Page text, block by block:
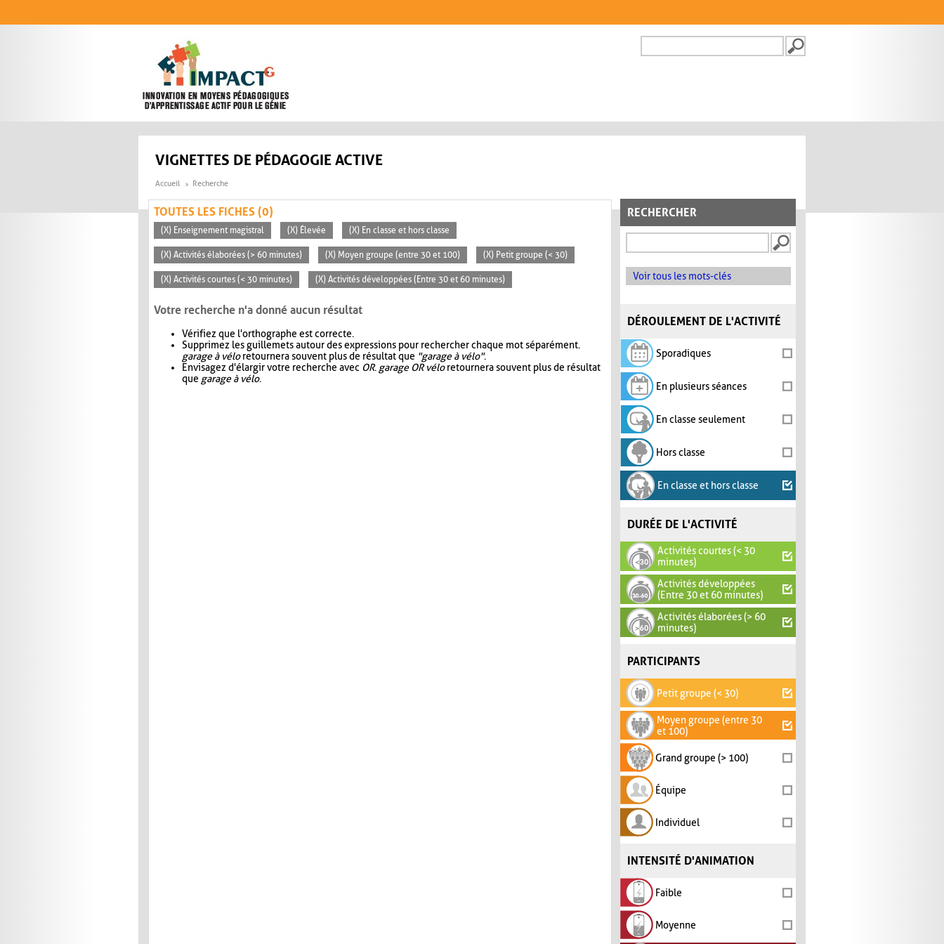
FORMULAIRE DE
VIGNETTES DE PÉDAGOGIE ACTIVE
Accueil Recherche
RECHERCHER
Voir tous les mots-clés
DÉROULEMENT DE L'ACTIVITÉ
Sporadiques
En plusieurs séances
En classe seulement
Hors classe
En classe et hors classe
DURÉE DE L'ACTIVITÉ
Activités courtes (< 30
minutes)
Activités développées
(Entre 30 et 60 minutes)
Activités élaborées (> 60
minutes)
PARTICIPANTS
Petit groupe (< 30)
Moyen groupe (entre 30
et 100)
Grand groupe (> 100)
Équipe
Individuel
INTENSITÉ D'ANIMATION
Faible
Moyenne
TOUTES LES FICHES (0)
(X) Enseignement magistral (X) Élevée (X) En classe et hors classe
(X) Activités élaborées (> 60 minutes) (X) Moyen groupe (entre 30 et 100) (X) Petit groupe (< 30)
(X) Activités courtes (< 30 minutes) (X) Activités développées (Entre 30 et 60 minutes)
Votre recherche n'a donné aucun résultat
Vérifiez que l'orthographe est correcte.
Supprimez les guillemets autour des expressions pour rechercher chaque mot séparément.
garage à véloretournera souvent plus de résultat que "garage à vélo".
Envisagez d'élargir votre recherche avec OR. garage OR véloretournera souvent plus de résultat
que garage à vélo.